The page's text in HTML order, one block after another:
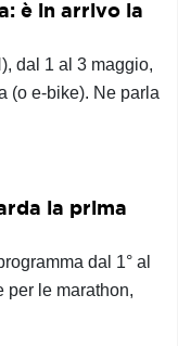
è in arrivo la
dal 1 al 3 maggio,
(o e-bike). Ne parla
la prima
dal 1° al
per le marathon,